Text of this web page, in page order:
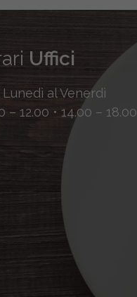
Uffici
Lunedì al Venerdì
– 12.00 • 14.00 – 18.00